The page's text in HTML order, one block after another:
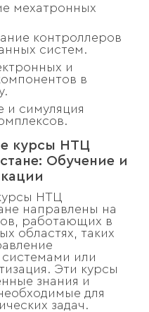
мехатронных
контроллеров
систем.
и
в
и симуляция
курсы НТЦ
Обучение и
НТЦ
направлены на
работающих в
областях, таких
или
Эти курсы
знания и
для
задач.